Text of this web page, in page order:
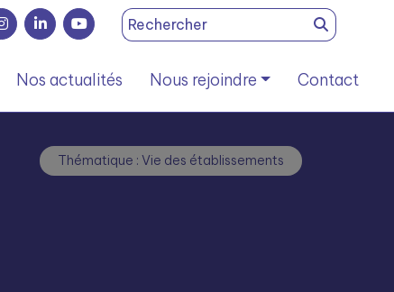
Search
for:
Nos actualités Nous rejoindre Contact
Thématique : Vie des établissements